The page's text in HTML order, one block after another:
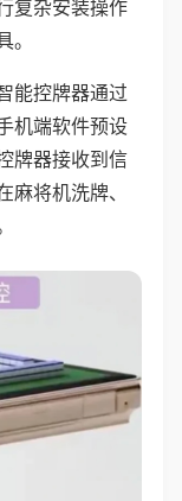
复杂安装操作
能控牌器通过
机端软件预设
牌器接收到信
将机洗牌、